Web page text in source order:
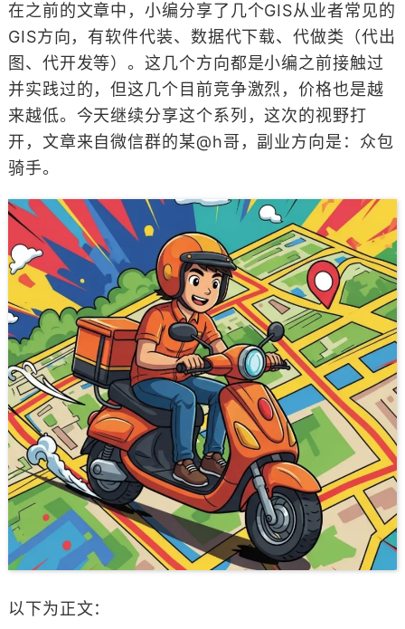
在之前的文章中，小编分享了几个GIS从业者常见的
GIS方向，有软件代装、数据代下载、代做类（代出
图、代开发等）。这几个方向都是小编之前接触过
并实践过的，但这几个目前竞争激烈，价格也是越
来越低。今天继续分享这个系列，这次的视野打
开，文章来自微信群的某@h哥，副业方向是：众包
骑手。
以下为正文：